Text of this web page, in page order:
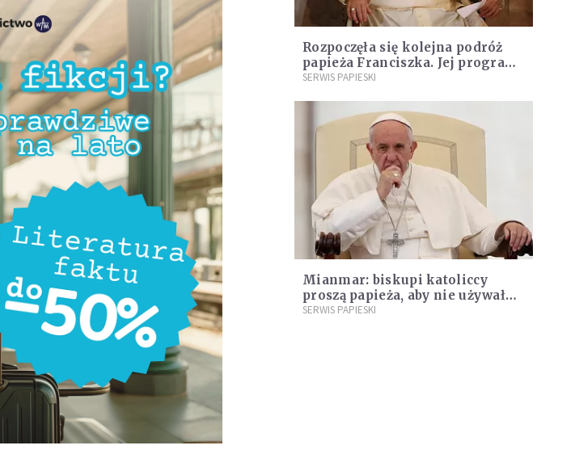
Rozpoczęła się kolejna podróż
papieża Franciszka. Jej program
robi wrażenie
SERWIS PAPIESKI
Mianmar: biskupi katoliccy
proszą papieża, aby nie używał
określenia "Rohingia"
SERWIS PAPIESKI